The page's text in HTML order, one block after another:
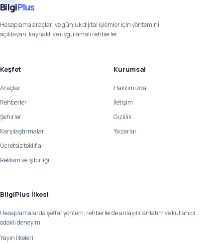
BilgiPlus
Hesaplama araçları ve günlük dijital işlemler için yöntemini
açıklayan, kaynaklı ve uygulamalı rehberler.
Keşfet
Araçlar
Rehberler
Şehirler
Karşılaştırmalar
Ücretsiz teklif al
Reklam ve iş birliği
Kurumsal
Hakkımızda
İletişim
Gizlilik
Yazarlar
BilgiPlus İlkesi
Hesaplamalarda şeffaf yöntem, rehberlerde anlaşılır anlatım ve kullanıcı
odaklı deneyim.
Yayın İlkeleri